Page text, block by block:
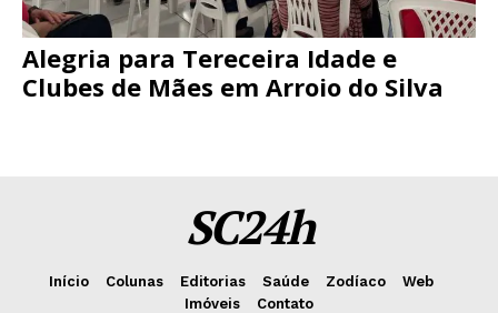
Alegria para Tereceira Idade e
Clubes de Mães em Arroio do Silva
SC24h
Início Colunas Editorias Saúde Zodíaco
Web
Imóveis
Contato